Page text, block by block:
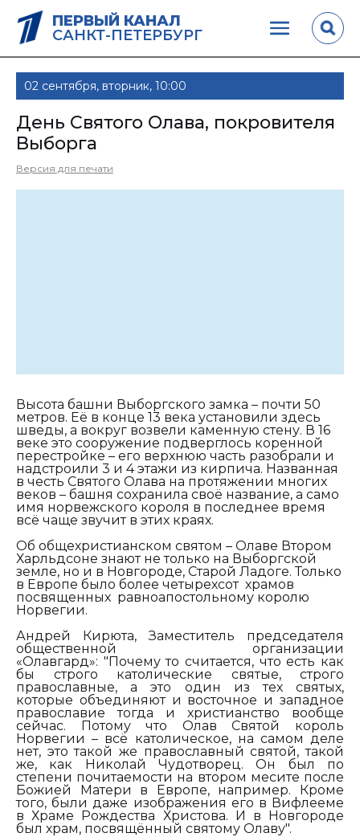
ПЕРВЫЙ КАНАЛ
САНКТ-ПЕТЕРБУРГ
02 сентября, вторник, 10:00
День Святого Олава, покровителя
Выборга
Версия для печати
Высота башни Выборгского замка – почти 50
метров. Её в конце 13 века установили здесь
шведы, а вокруг возвели каменную стену. В 16
веке это сооружение подверглось коренной
перестройке – его верхнюю часть разобрали и
надстроили 3 и 4 этажи из кирпича. Названная
в честь Святого Олава на протяжении многих
веков – башня сохранила своё название, а само
имя норвежского короля в последнее время
всё чаще звучит в этих краях.
Об общехристианском святом – Олаве Втором
Харльдсоне знают не только на Выборгской
земле, но и в Новгороде, Старой Ладоге. Только
в Европе было более четырехсот храмов
посвященных равноапостольному королю
Норвегии.
Андрей Кирюта, Заместитель председателя
общественной организации
«Олавгард»: "Почему то считается, что есть как
бы строго католические святые, строго
православные, а это один из тех святых,
которые объединяют и восточное и западное
православие тогда и христианство вообще
сейчас. Потому что Олав Святой король
Норвегии – всё католическое, на самом деле
нет, это такой же православный святой, такой
же, как Николай Чудотворец.Он был по
степени почитаемости на втором месите после
Божией Матери в Европе, например. Кроме
того, были даже изображения его в Вифлееме
в Храме Рождества Христова. И в Новгороде
был храм, посвящённый святому Олаву".